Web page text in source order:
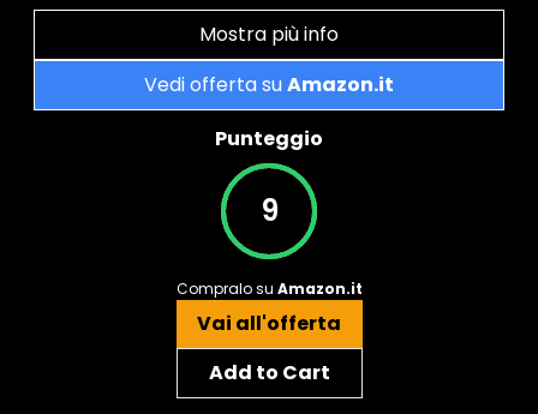
Mostra più info
Vedi offerta suAmazon.it
Punteggio
9
Compralo su Amazon.it
Vai all'offerta
Add to Cart